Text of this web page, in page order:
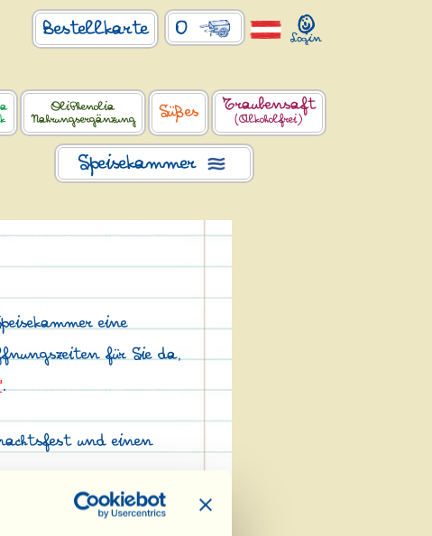
0
Bestellkarte
OliPhenolia
Nahrungsergänzung
Süßes Traubensaft
(Alkoholfrei)
Speisekammer
eine
für Sie da,
.
und einen